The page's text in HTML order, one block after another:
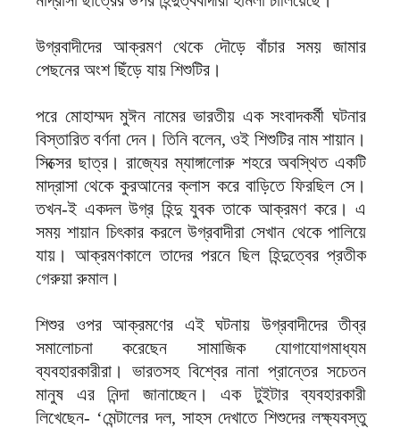
উগ্রবাদীদের আক্রমণ থেকে দৌড়ে বাঁচার সময় জামার
পেছনের অংশ ছিঁড়ে যায় শিশুটির।
পরে মোহাম্মদ মুঈন নামের ভারতীয় এক সংবাদকর্মী ঘটনার
বিস্তারিত বর্ণনা দেন। তিনি বলেন, ওই শিশুটির নাম শায়ান।
সিক্সের ছাত্র। রাজ্যের ম্যাঙ্গালোরু শহরে অবস্থিত একটি
মাদ্রাসা থেকে কুরআনের ক্লাস করে বাড়িতে ফিরছিল সে।
তখন-ই একদল উগ্র হিন্দু যুবক তাকে আক্রমণ করে। এ
সময় শায়ান চিৎকার করলে উগ্রবাদীরা সেখান থেকে পালিয়ে
যায়। আক্রমণকালে তাদের পরনে ছিল হিন্দুত্বের প্রতীক
গেরুয়া রুমাল।
শিশুর ওপর আক্রমণের এই ঘটনায় উগ্রবাদীদের তীব্র
সমালোচনা করেছেন সামাজিক যোগাযোগমাধ্যম
ব্যবহারকারীরা। ভারতসহ বিশ্বের নানা প্রান্তের সচেতন
মানুষ এর নিন্দা জানাচ্ছেন। এক টুইটার ব্যবহারকারী
লিখেছেন- ‘মেন্টালের দল, সাহস দেখাতে শিশুদের লক্ষ্যবস্তু